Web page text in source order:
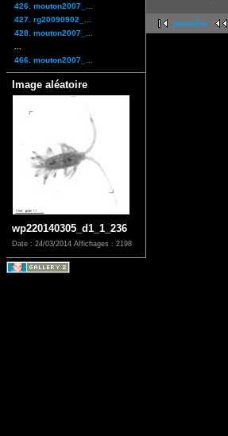
426. mouton2007_...
427. rg20090902_...
428. mouton2007_...
466. mouton2007_...
Image aléatoire
wp220140305_d1_1_236
Date : 24/03/2014 Affichages : 2198
première